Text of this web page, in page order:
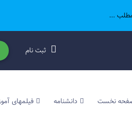
...
ثبت نام
نخست دانشنامه فیلمهای